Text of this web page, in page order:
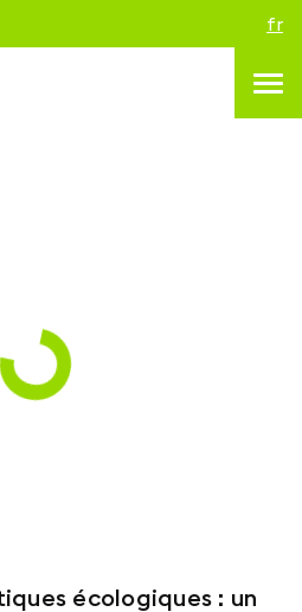
fr
écologiques : un